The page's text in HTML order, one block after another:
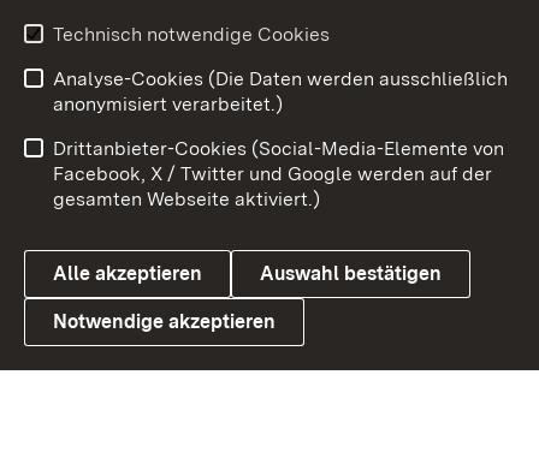
Youtube
Link zum Landesportal
Benutzungshinweise
Barrierefreiheit
Datenschutz
Cookies
Technisch notwendige Cookies
Analyse-Cookies (Die Daten werden ausschließlich
anonymisiert verarbeitet.)
Drittanbieter-Cookies (Social-Media-Elemente von
Facebook, X / Twitter und Google werden auf der
gesamten Webseite aktiviert.)
Alle akzeptieren Auswahl bestätigen
Notwendige akzeptieren